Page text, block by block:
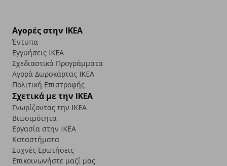
Αγορές στην IKEA
Έντυπα
Εγγυήσεις IKEA
Σχεδιαστικά Προγράμματα
Αγορά Δωρoκάρτας IKEA
Πολιτική Επιστροφής
Σχετικά με την IKEA
Γνωρίζοντας την IKEA
Βιωσιμότητα
Εργασία στην IKEA
Καταστήματα
Συχνές Ερωτήσεις
Επικοινωνήστε μαζί μας